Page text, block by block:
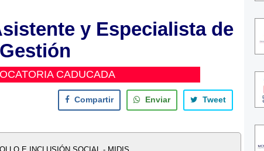
y Especialista de
Gestión
CADUCADA
Compartir Enviar Tweet